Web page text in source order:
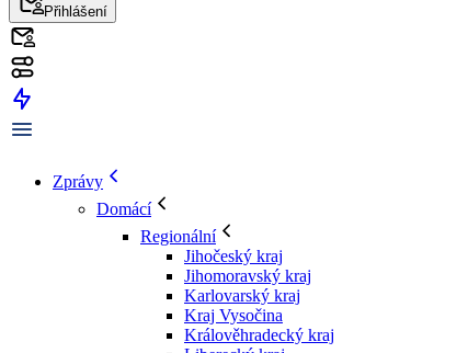
Přihlášení
Zprávy
Domácí
Regionální
Jihočeský kraj
Jihomoravský kraj
Karlovarský kraj
Kraj Vysočina
Králověhradecký kraj